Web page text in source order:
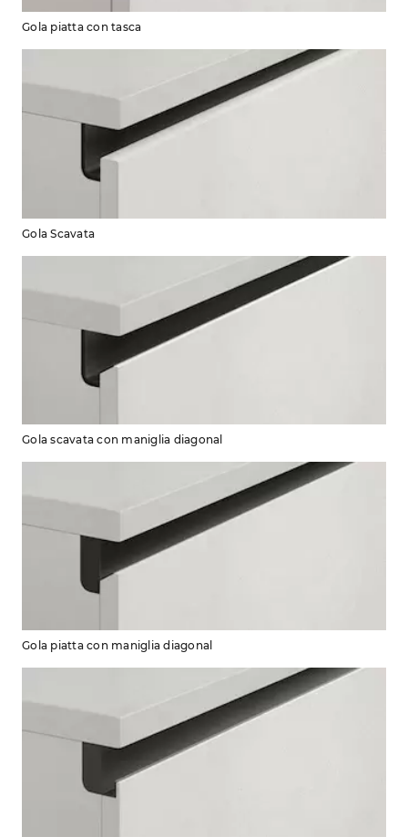
Gola piatta con tasca
Gola Scavata
Gola scavata con maniglia diagonal
Gola piatta con maniglia diagonal